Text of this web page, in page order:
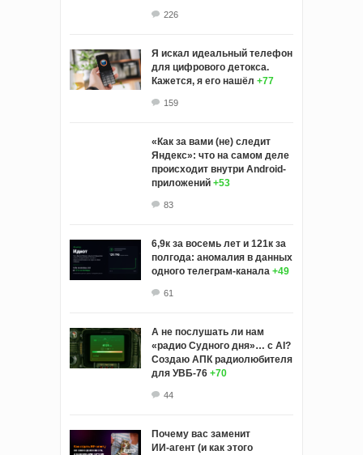
226
Я искал идеальный телефон
для цифрового детокса.
Кажется, я его нашёл +77
159
«Как за вами (не) следит
Яндекс»: что на самом деле
происходит внутри Android-
приложений +53
83
6,9к за восемь лет и 121к за
полгода: аномалия в данных
одного телеграм-канала +49
61
А не послушать ли нам
«радио Судного дня»… с AI?
Создаю АПК радиолюбителя
для УВБ-76 +70
44
Почему вас заменит
ИИ‑агент (и как этого